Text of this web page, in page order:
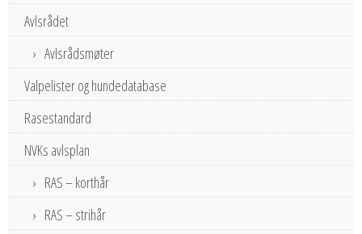
Avlsrådet
Avlsrådsmøter
Valpelister og hundedatabase
Rasestandard
NVKs avlsplan
RAS – korthår
RAS – strihår